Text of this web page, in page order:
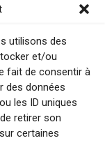
utilisons des
et/ou
fait de consentir à
des données
les ID uniques
retirer son
certaines
Le Mensuel ?
d’un week-end ou